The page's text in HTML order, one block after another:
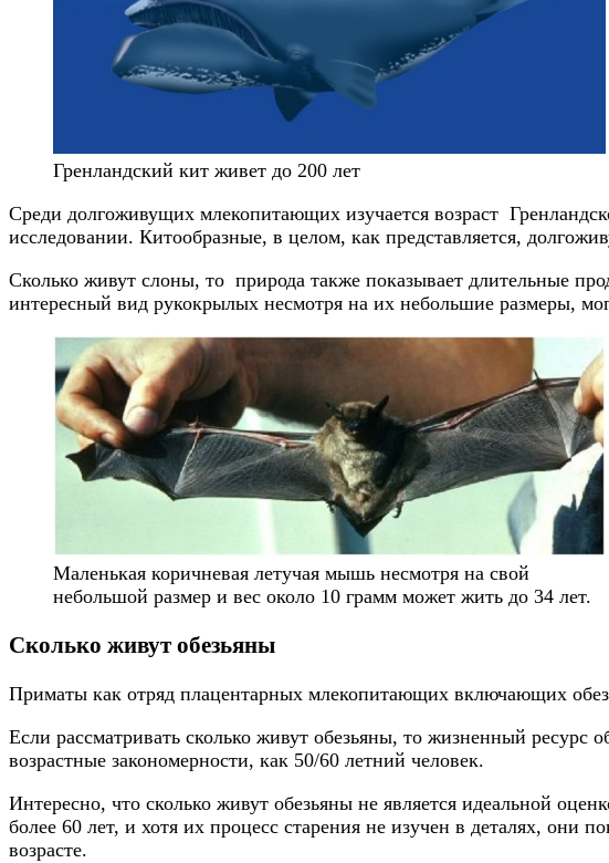
Гренландский кит живет до 200 лет
Среди долгоживущих млекопитающих изучается возраст
исследовании. Китообразные, в целом, как представляется,
Сколько живут слоны, то природа также показывает длительные
интересный вид рукокрылых несмотря на их небольшие размеры,
Маленькая коричневая летучая мышь несмотря на свой
небольшой размер и вес около 10 грамм может жить до 34 лет.
Сколько живут обезьяны
Приматы как отряд плацентарных млекопитающих включающих
Если рассматривать сколько живут обезьяны, то жизненный
возрастные закономерности, как 50/60 летний человек.
Интересно, что сколько живут обезьяны не является идеальной
более 60 лет, и хотя их процесс старения не изучен в деталях, они
возрасте.